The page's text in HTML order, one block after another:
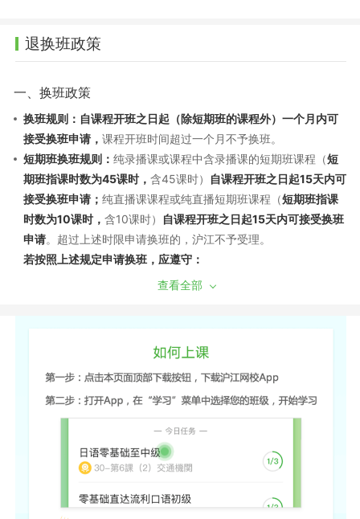
退换班政策
一、换班政策
换班规则：自课程开班之日起（除短期班的课程外）一个月内可
接受换班申请， 课程开班时间超过一个月不予换班。
短期班换班规则： 纯录播课或课程中含录播课的短期班课程（短
期班指课时数为45课时， 含45课时）
自课程开班之日起15天内可
接受换班申请； 纯直播课课程或纯直播短期班课程（短期班指课
时数为10课时， 含10课时）
自课程开班之日起15天内可接受换班
申请。超过上述时限申请换班的，沪江不予受理。
若按照上述规定申请换班，应遵守：
（1）换班需经过学员申请和沪江审批，换班差价需遵循现行售后
（2）如产生课程换班，开通课程时使用消耗的学习卡/优惠券将
不能再次使用，亦不能在置换的班级中进行抵扣课程费用。
（3）开通的课程只有一次换班机会，已申请并成功更换的课程不
再接受换班申请。另外，成功换班后的课程，不再享有申请退班
的权利。例如A课程-->B课程，B课程不能再次申请更换和退班。
（4）更换课程中，若申请由课程费用低的班级换至为课程费用高
的发票；若换班申请是从课程费用高的班级换至课程费用低的班
查看全部